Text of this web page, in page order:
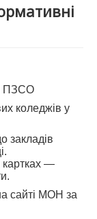
ПЗСО
коледжів у
закладів
картках —
сайті МОН за